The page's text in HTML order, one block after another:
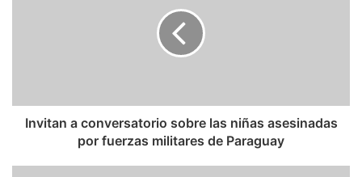
Invitan a conversatorio sobre las niñas asesinadas
por fuerzas militares de Paraguay